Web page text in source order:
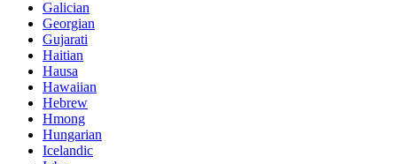
Galician
Georgian
Gujarati
Haitian
Hausa
Hawaiian
Hebrew
Hmong
Hungarian
Icelandic